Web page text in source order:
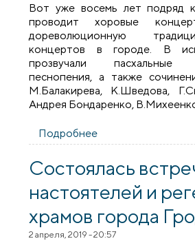
Вот уже восемь лет подряд
проводит хоровые
дореволюционную
концертов в городе. В
прозвучали пасхальные
песнопения, а также
М.Балакирева, К.Шведова,
Андрея Бондаренко,
Подробнее
честь Собора
Состоялась
настоятелей и
храмов города
2 апреля, 2019 - 20:57